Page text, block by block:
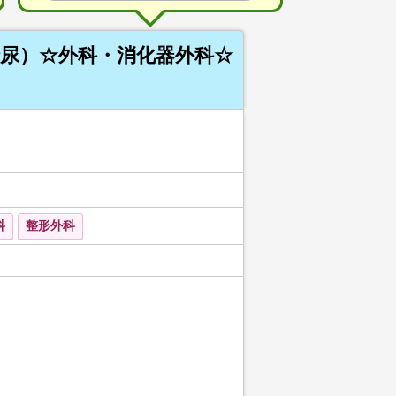
）☆外科・消化器外科☆
整形外科